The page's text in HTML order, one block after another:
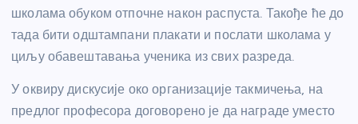
школама обуком отпочне након распуста. Такође ће до
тада бити одштампани плакати и послати школама у
циљу обавештавања ученика из свих разреда.
У оквиру дискусије око организације такмичења, на
предлог професора договорено је да награде уместо